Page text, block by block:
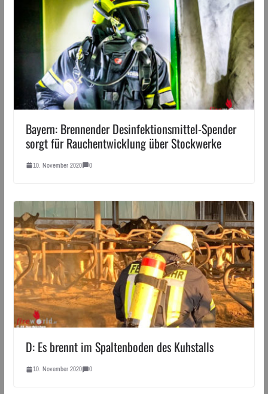
Bayern: Brennender Desinfektionsmittel-Spender
sorgt für Rauchentwicklung über Stockwerke
10. November 2020 0
D: Es brennt im Spaltenboden des Kuhstalls
10. November 2020 0